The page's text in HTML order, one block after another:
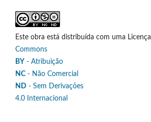
Este obra está distribuída com uma Licença
Commons
BY - Atribuição
NC - Não Comercial
ND - Sem Derivações
4.0 Internacional